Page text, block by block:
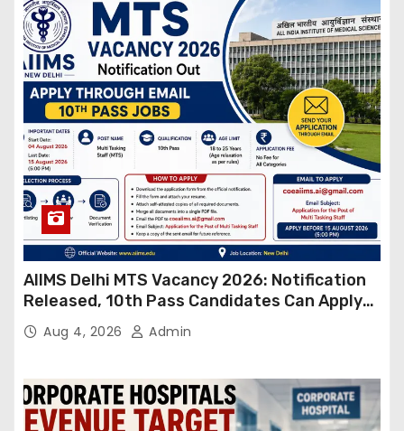
AIIMS Delhi MTS Vacancy 2026: Notification
Released, 10th Pass Candidates Can Apply
Through Email
Aug 4, 2026 Admin